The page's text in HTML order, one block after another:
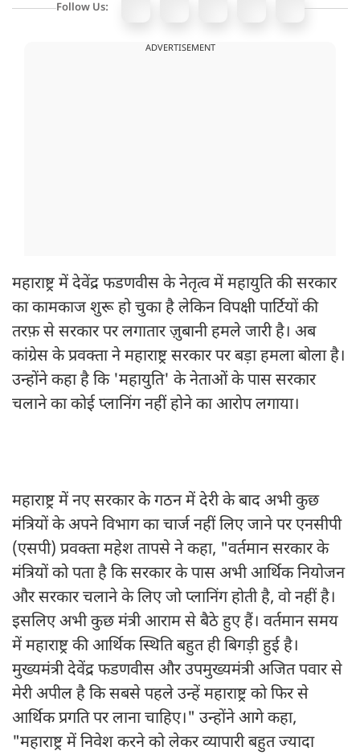
Follow Us:
ADVERTISEMENT
महाराष्ट्र में देवेंद्र फडणवीस के नेतृत्व में महायुति की सरकार
का कामकाज शुरू हो चुका है लेकिन विपक्षी पार्टियों की
तरफ़ से सरकार पर लगातार ज़ुबानी हमले जारी है। अब
कांग्रेस के प्रवक्ता ने महाराष्ट्र सरकार पर बड़ा हमला बोला है।
उन्होंने कहा है कि 'महायुति' के नेताओं के पास सरकार
चलाने का कोई प्लानिंग नहीं होने का आरोप लगाया।
महाराष्ट्र में नए सरकार के गठन में देरी के बाद अभी कुछ
मंत्रियों के अपने विभाग का चार्ज नहीं लिए जाने पर एनसीपी
(एसपी) प्रवक्ता महेश तापसे ने कहा, "वर्तमान सरकार के
मंत्रियों को पता है कि सरकार के पास अभी आर्थिक नियोजन
और सरकार चलाने के लिए जो प्लानिंग होती है, वो नहीं है।
इसलिए अभी कुछ मंत्री आराम से बैठे हुए हैं। वर्तमान समय
में महाराष्ट्र की आर्थिक स्थिति बहुत ही बिगड़ी हुई है।
मुख्यमंत्री देवेंद्र फडणवीस और उपमुख्यमंत्री अजित पवार से
मेरी अपील है कि सबसे पहले उन्हें महाराष्ट्र को फिर से
आर्थिक प्रगति पर लाना चाहिए।" उन्होंने आगे कहा,
"महाराष्ट्र में निवेश करने को लेकर व्यापारी बहुत ज्यादा